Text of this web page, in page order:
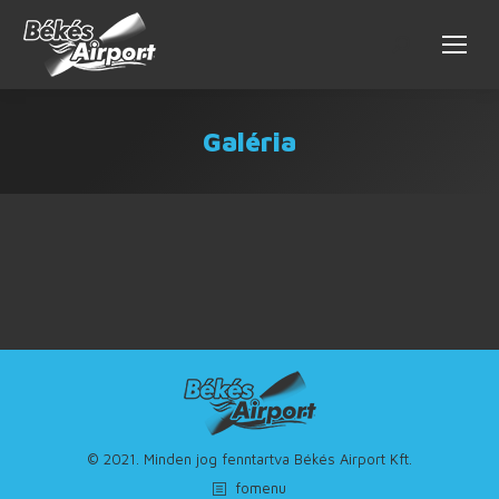
Galéria
© 2021. Minden jog fenntartva Békés Airport Kft.
fomenu